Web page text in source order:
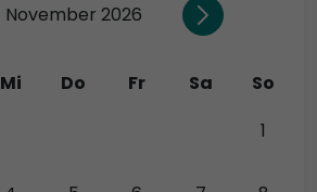
November 2026
Mi Do Fr Sa
So
1